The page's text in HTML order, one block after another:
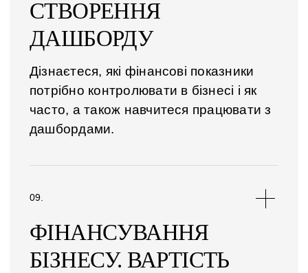
СТВОРЕННЯ
ДАШБОРДУ
Дізнаєтеся, які фінансові показники
потрібно контролювати в бізнесі і як
часто, а також навчитеся працювати з
дашбордами.
ФІНАНСУВАННЯ
БІЗНЕСУ. ВАРТІСТЬ